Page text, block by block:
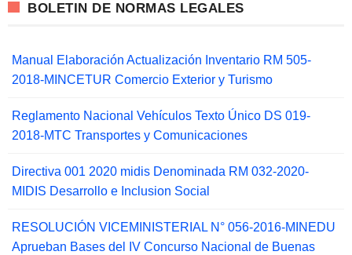
BOLETIN DE NORMAS LEGALES
Manual Elaboración Actualización Inventario RM 505-
2018-MINCETUR Comercio Exterior y Turismo
Reglamento Nacional Vehículos Texto Único DS 019-
2018-MTC Transportes y Comunicaciones
Directiva 001 2020 midis Denominada RM 032-2020-
MIDIS Desarrollo e Inclusion Social
RESOLUCIÓN VICEMINISTERIAL N° 056-2016-MINEDU
Aprueban Bases del IV Concurso Nacional de Buenas